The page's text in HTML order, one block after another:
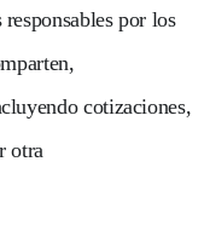
por los
cotizaciones,
otra